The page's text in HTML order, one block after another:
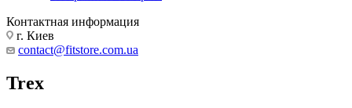
Контактная информация
г. Киев
contact@fitstore.com.ua
Trex